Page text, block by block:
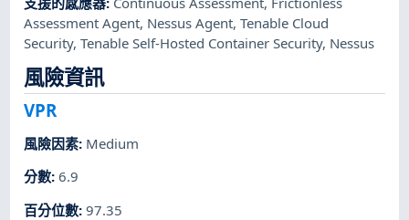
Assessment Agent, Nessus Agent,Tenable Cloud
Security,Tenable Self-Hosted Container Security, Nessus
風險資訊
VPR
風險因素: Medium
分數:6.9
百分位數:97.35